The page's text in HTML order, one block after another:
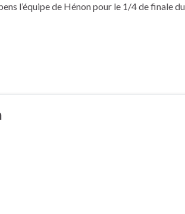
l’équipe de Hénon pour le 1/4 de finale